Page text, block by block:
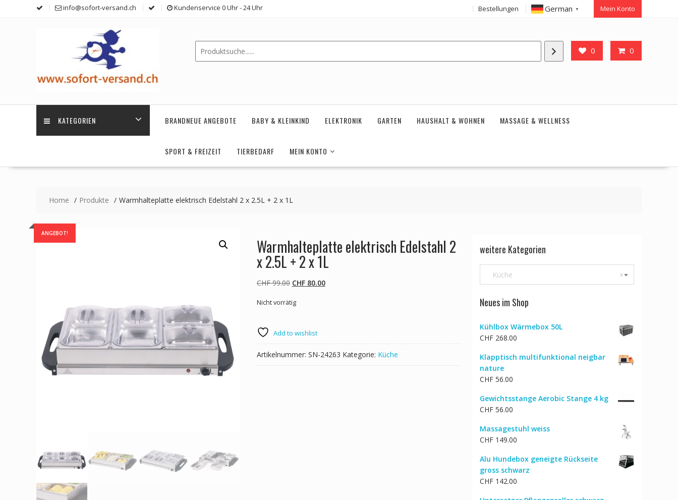
info@sofort-versand.ch Kundenservice 0 Uhr - 24 Uhr Bestellungen German ▼ Mein Konto
0 0
KATEGORIEN BRANDNEUE ANGEBOTE BABY & KLEINKIND ELEKTRONIK GARTEN HAUSHALT & WOHNEN MASSAGE & WELLNESS
SPORT & FREIZEIT TIERBEDARF MEIN KONTO
Home Produkte Warmhalteplatte elektrisch Edelstahl 2 x 2.5L + 2 x 1L
ANGEBOT!
Warmhalteplatte elektrisch Edelstahl 2
x 2.5L + 2 x 1L
CHF99.00 Ursprünglicher
war:
CHF80.00Aktueller
Nicht vorrätig
Add to wishlist
Artikelnummer: SN-24263 Kategorie: Küche
weitere Kategorien
×
Küche
Neues im Shop
Kühlbox Wärmebox 50L
CHF 268.00
Klapptisch multifunktional neigbar
nature
CHF 56.00
Gewichtsstange Aerobic Stange 4 kg
CHF 56.00
Massagestuhl weiss
CHF 149.00
Alu Hundebox geneigte Rückseite
gross schwarz
CHF 142.00